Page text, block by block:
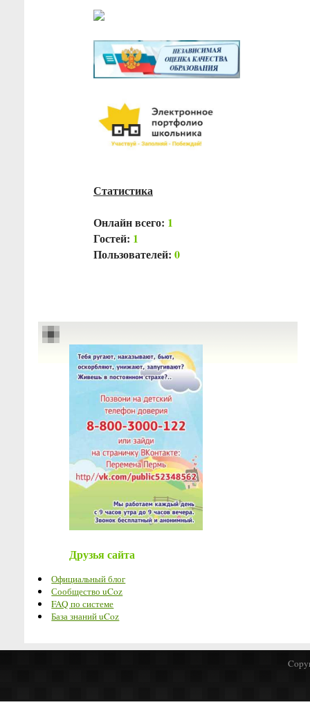
Статистика
Онлайн всего: 1
Гостей: 1
Пользователей: 0
Друзья сайта
Официальный блог
Сообщество uCoz
FAQ по системе
База знаний uCoz